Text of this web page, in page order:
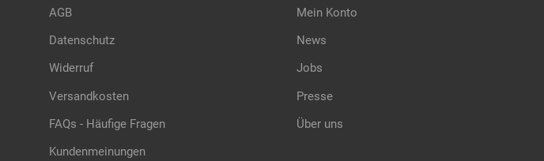
AGB
Datenschutz
Widerruf
Versandkosten
FAQs - Häufige Fragen
Kundenmeinungen
Mein Konto
News
Jobs
Presse
Über uns